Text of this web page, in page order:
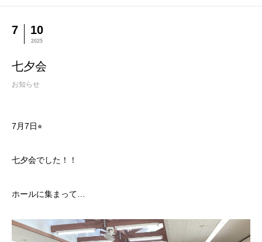
7 10
2025
七夕会
お知らせ
7月7日⭐︎
七夕会でした！！
ホールに集まって…